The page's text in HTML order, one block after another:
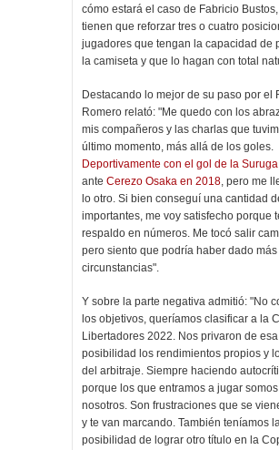
cómo estará el caso de Fabricio
tienen que reforzar tres o cuatro
jugadores que tengan la capacidad de
la camiseta y que lo hagan con total
Destacando lo mejor de su paso por el
Romero relató: "Me quedo con los
mis compañeros y las charlas que
último momento, más allá de los goles.
Deportivamente con el gol de la
ante Cerezo Osaka en 2018, pero me
lo otro. Si bien conseguí una cantidad
importantes, me voy satisfecho porque
respaldo en números. Me tocó salir
pero siento que podría haber dado
circunstancias".
Y sobre la parte negativa admitió: "No
los objetivos, queríamos clasificar a la
Libertadores 2022. Nos privaron de esa
posibilidad los rendimientos propios y
del arbitraje. Siempre haciendo
porque los que entramos a jugar somos
nosotros. Son frustraciones que se
y te van marcando. También teníamos
posibilidad de lograr otro título en la